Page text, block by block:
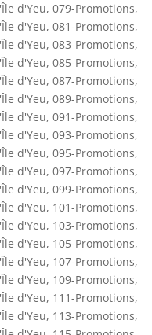
d'Yeu, 079-Promotions,
d'Yeu, 081-Promotions,
d'Yeu, 083-Promotions,
d'Yeu, 085-Promotions,
d'Yeu, 087-Promotions,
d'Yeu, 089-Promotions,
d'Yeu, 091-Promotions,
d'Yeu, 093-Promotions,
d'Yeu, 095-Promotions,
d'Yeu, 097-Promotions,
d'Yeu, 099-Promotions,
d'Yeu, 101-Promotions,
d'Yeu, 103-Promotions,
d'Yeu, 105-Promotions,
d'Yeu, 107-Promotions,
d'Yeu, 109-Promotions,
d'Yeu, 111-Promotions,
d'Yeu, 113-Promotions,